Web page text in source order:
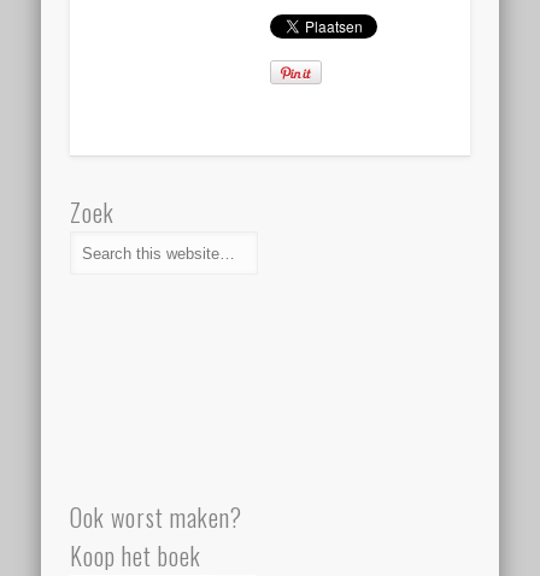
Zoek
Ook worst maken?
Koop het boek